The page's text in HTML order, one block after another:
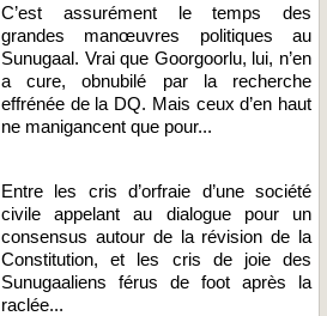
C’est assurément le temps des
grandes manœuvres politiques au
Sunugaal. Vrai que Goorgoorlu, lui, n’en
a cure, obnubilé par la recherche
effrénée de la DQ. Mais ceux d’en haut
ne manigancent que pour...
Entre les cris d’orfraie d’une société
civile appelant au dialogue pour un
consensus autour de la révision de la
Constitution, et les cris de joie des
Sunugaaliens férus de foot après la
raclée...